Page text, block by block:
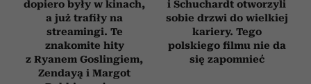
dopiero były w kinach,
a już trafiły na
streamingi. Te
znakomite hity
z Ryanem Goslingiem,
Zendayą i Margot
i Schuchardt otworzyli
sobie drzwi do wielkiej
kariery. Tego
polskiego filmu nie da
się zapomnieć